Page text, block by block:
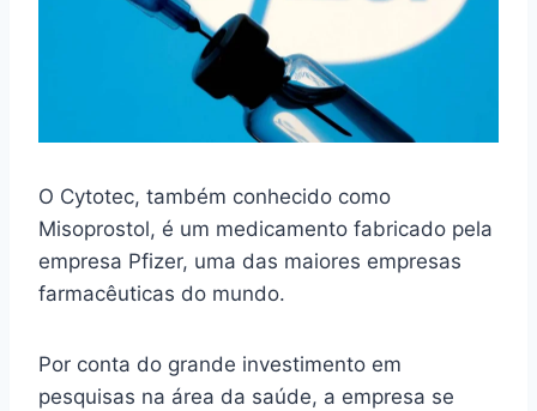
O Cytotec, também conhecido como
Misoprostol, é um medicamento fabricado pela
empresa Pfizer, uma das maiores empresas
farmacêuticas do mundo.
Por conta do grande investimento em
pesquisas na área da saúde, a empresa se